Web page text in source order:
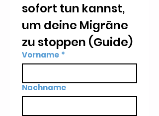
sofort tun kannst,
um deine Migräne
zu stoppen (Guide)
Vorname *
Nachname